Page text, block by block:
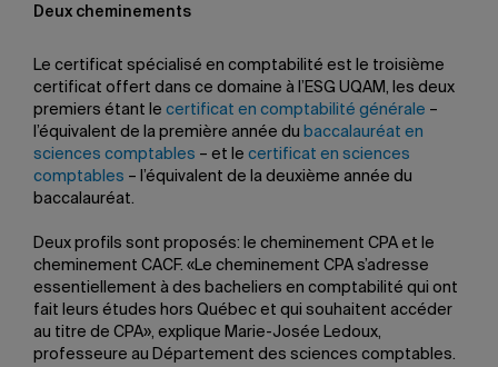
Deux cheminements
Le certificat spécialisé en comptabilité est le troisième
certificat offert dans ce domaine à l’ESG UQAM, les deux
premiers étant le certificat en comptabilité générale –
l’équivalent de la première année du baccalauréat en
sciences comptables – et le certificat en sciences
comptables – l’équivalent de la deuxième année du
baccalauréat.
Deux profils sont proposés: le cheminement CPA et le
cheminement CACF. «Le cheminement CPA s’adresse
essentiellement à des bacheliers en comptabilité qui ont
fait leurs études hors Québec et qui souhaitent accéder
au titre de CPA», explique Marie-Josée Ledoux,
professeure au Département des sciences comptables.